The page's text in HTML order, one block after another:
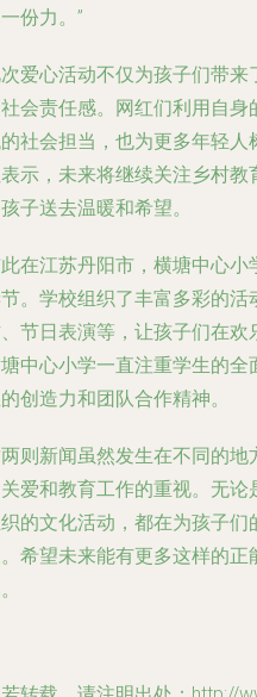
份力。”
爱心活动不仅为孩子们带
会责任感。网红们利用自
社会担当，也为更多年轻
示，未来将继续关注乡村
子送去温暖和希望。
在江苏丹阳市，横塘中心
。学校组织了丰富多彩的
节日表演等，让孩子们在
中心小学一直注重学生的
创造力和团队合作精神。
则新闻虽然发生在不同的
爱和教育工作的重视。无
的文化活动，都在为孩子
希望未来能有更多这样的